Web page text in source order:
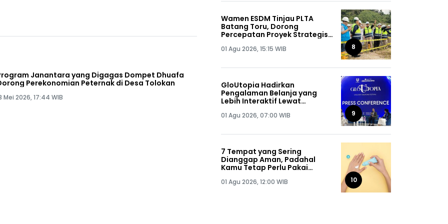
Janantara yang Digagas Dompet Dhuafa
Perekonomian Peternak di Desa Tolokan
Mei 2026, 17:44 WIB
Wamen ESDM Tinjau PLTA
Batang Toru, Dorong
Percepatan Proyek Strategis
01 Agu 2026, 15:15 WIB 8
GloUtopia Hadirkan
Pengalaman Belanja yang
Lebih Interaktif Lewat
Shopee
01 Agu 2026, 07:00 WIB 9
7 Tempat yang Sering
Dianggap Aman, Padahal
Kamu Tetap Perlu Pakai
01 Agu 2026, 12:00 WIB 10